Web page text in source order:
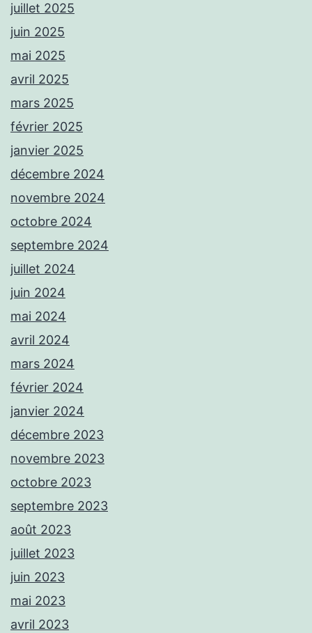
juillet 2025
juin 2025
mai 2025
avril 2025
mars 2025
février 2025
janvier 2025
décembre 2024
novembre 2024
octobre 2024
septembre 2024
juillet 2024
juin 2024
mai 2024
avril 2024
mars 2024
février 2024
janvier 2024
décembre 2023
novembre 2023
octobre 2023
septembre 2023
août 2023
juillet 2023
juin 2023
mai 2023
avril 2023